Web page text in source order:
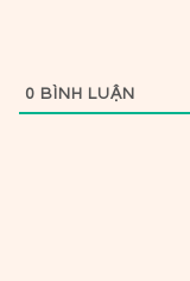
0 BÌNH LUẬN